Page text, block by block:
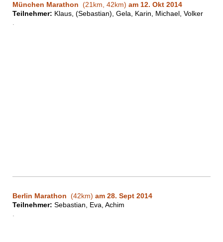
München Marathon (21km, 42km) am 12. Okt 2014
Teilnehmer: Klaus, (Sebastian), Gela, Karin, Michael, Volker
.
Berlin Marathon (42km) am 28. Sept 2014
Teilnehmer: Sebastian, Eva, Achim
.